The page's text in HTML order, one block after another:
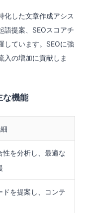
化した文章作成アシス
語提案、SEOスコアチ
しています。SEOに強
入の増加に貢献しま
な機能
を分析し、最適な
を提案し、コンテ